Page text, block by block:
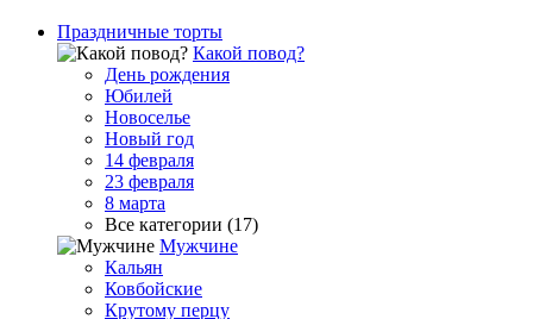
Праздничные торты
Какой повод?
День рождения
Юбилей
Новоселье
Новый год
14 февраля
23 февраля
8 марта
Все категории (17)
Мужчине
Кальян
Ковбойские
Крутому перцу